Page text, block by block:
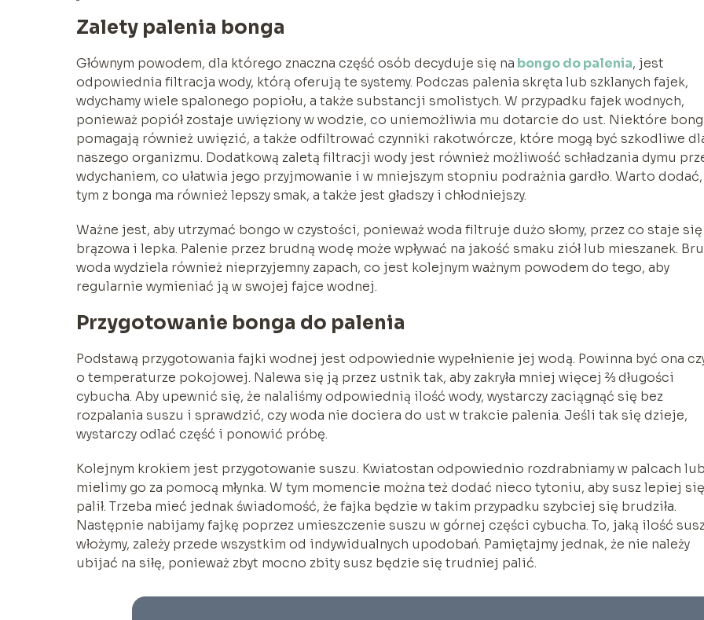
Zalety palenia bonga
Głównym powodem, dla którego znaczna część osób decyduje się na bongo do palenia, jest
odpowiednia filtracja wody, którą oferują te systemy. Podczas palenia skręta lub szklanych fajek,
wdychamy wiele spalonego popiołu, a także substancji smolistych. W przypadku fajek wodnych,
ponieważ popiół zostaje uwięziony w wodzie, co uniemożliwia mu dotarcie do ust. Niektóre
pomagają również uwięzić, a także odfiltrować czynniki rakotwórcze, które mogą być szkodliwe
naszego organizmu. Dodatkową zaletą filtracji wody jest również możliwość schładzania dymu
wdychaniem, co ułatwia jego przyjmowanie i w mniejszym stopniu podrażnia gardło. Warto dodać,
tym z bonga ma również lepszy smak, a także jest gładszy i chłodniejszy.
Ważne jest, aby utrzymać bongo w czystości, ponieważ woda filtruje dużo słomy, przez co staje się
brązowa i lepka. Palenie przez brudną wodę może wpływać na jakość smaku ziół lub mieszanek.
woda wydziela również nieprzyjemny zapach, co jest kolejnym ważnym powodem do tego, aby
regularnie wymieniać ją w swojej fajce wodnej.
Przygotowanie bonga do palenia
Podstawą przygotowania fajki wodnej jest odpowiednie wypełnienie jej wodą. Powinna być ona
o temperaturze pokojowej. Nalewa się ją przez ustnik tak, aby zakryła mniej więcej ⅔ długości
cybucha. Aby upewnić się, że nalaliśmy odpowiednią ilość wody, wystarczy zaciągnąć się bez
rozpalania suszu i sprawdzić, czy woda nie dociera do ust w trakcie palenia. Jeśli tak się dzieje,
wystarczy odlać część i ponowić próbę.
Kolejnym krokiem jest przygotowanie suszu. Kwiatostan odpowiednio rozdrabniamy w palcach lub
mielimy go za pomocą młynka. W tym momencie można też dodać nieco tytoniu, aby susz lepiej się
palił. Trzeba mieć jednak świadomość, że fajka będzie w takim przypadku szybciej się brudziła.
Następnie nabijamy fajkę poprzez umieszczenie suszu w górnej części cybucha. To, jaką ilość
włożymy, zależy przede wszystkim od indywidualnych upodobań. Pamiętajmy jednak, że nie należy
ubijać na siłę, ponieważ zbyt mocno zbity susz będzie się trudniej palić.